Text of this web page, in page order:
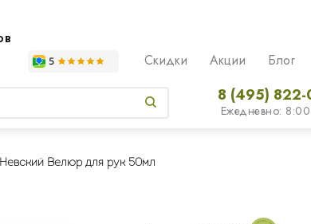
Скидки Акции Блог
8 (495)
Ежедневно:
Велюр для рук 50мл